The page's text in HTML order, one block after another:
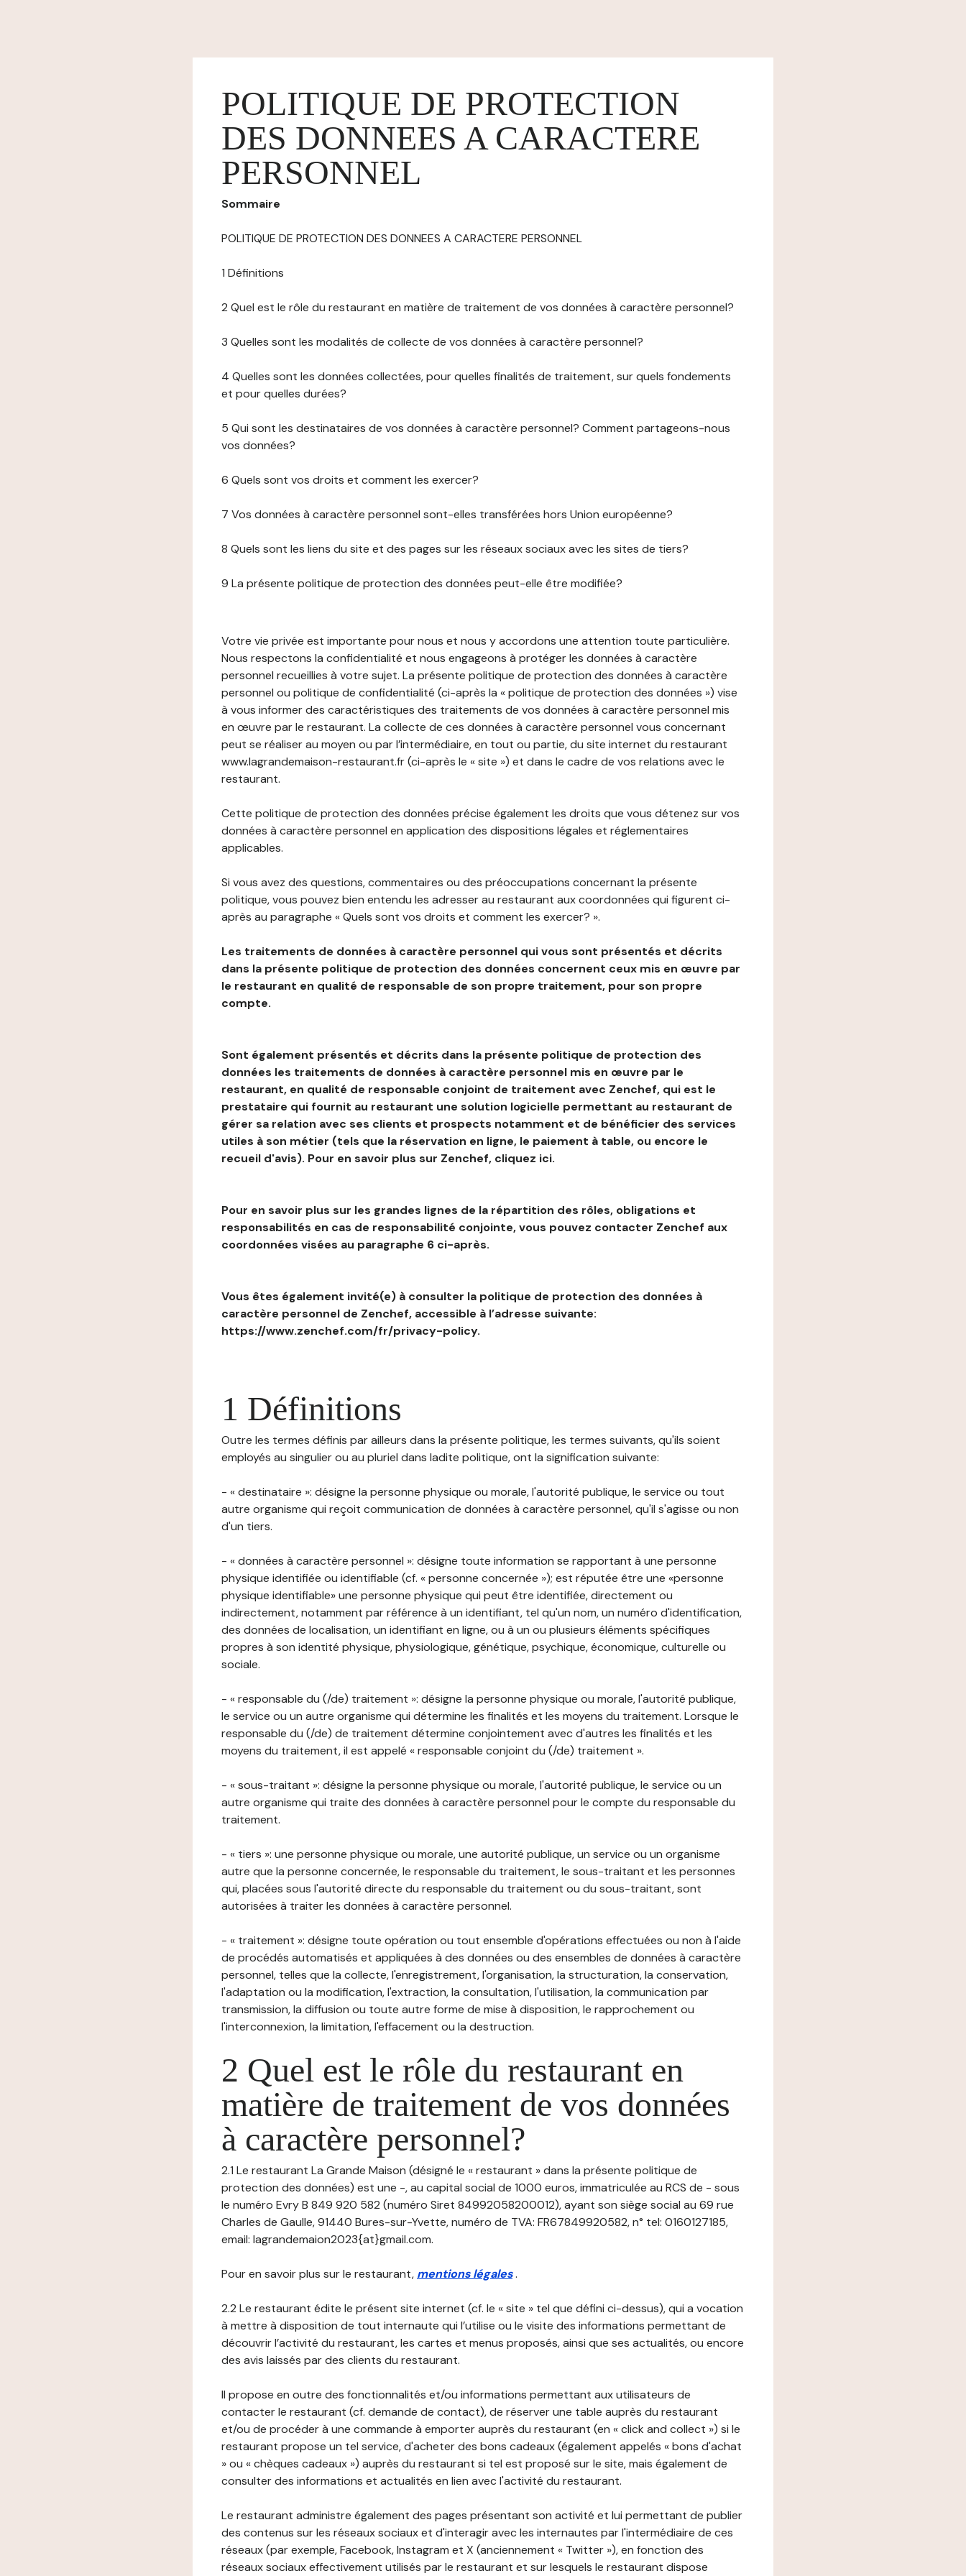
POLITIQUE DE PROTECTION
DES DONNEES A CARACTERE
PERSONNEL
Sommaire
POLITIQUE DE PROTECTION DES DONNEES A CARACTERE PERSONNEL
1 Définitions
2 Quel est le rôle du restaurant en matière de traitement de vos données à caractère personnel?
3 Quelles sont les modalités de collecte de vos données à caractère personnel?
4 Quelles sont les données collectées, pour quelles finalités de traitement, sur quels fondements
et pour quelles durées?
5 Qui sont les destinataires de vos données à caractère personnel? Comment partageons-nous
vos données?
6 Quels sont vos droits et comment les exercer?
7 Vos données à caractère personnel sont-elles transférées hors Union européenne?
8 Quels sont les liens du site et des pages sur les réseaux sociaux avec les sites de tiers?
9 La présente politique de protection des données peut-elle être modifiée?
Votre vie privée est importante pour nous et nous y accordons une attention toute particulière.
Nous respectons la confidentialité et nous engageons à protéger les données à caractère
personnel recueillies à votre sujet. La présente politique de protection des données à caractère
personnel ou politique de confidentialité (ci-après la « politique de protection des données ») vise
à vous informer des caractéristiques des traitements de vos données à caractère personnel mis
en œuvre par le restaurant. La collecte de ces données à caractère personnel vous concernant
peut se réaliser au moyen ou par l’intermédiaire, en tout ou partie, du site internet du restaurant
www.lagrandemaison-restaurant.fr (ci-après le « site ») et dans le cadre de vos relations avec le
restaurant.
Cette politique de protection des données précise également les droits que vous détenez sur vos
données à caractère personnel en application des dispositions légales et réglementaires
applicables.
Si vous avez des questions, commentaires ou des préoccupations concernant la présente
politique, vous pouvez bien entendu les adresser au restaurant aux coordonnées qui figurent ci-
après au paragraphe « Quels sont vos droits et comment les exercer? ».
Les traitements de données à caractère personnel qui vous sont présentés et décrits
dans la présente politique de protection des données concernent ceux mis en œuvre par
le restaurant en qualité de responsable de son propre traitement, pour son propre
compte.
Sont également présentés et décrits dans la présente politique de protection des
données les traitements de données à caractère personnel mis en œuvre par le
restaurant, en qualité de responsable conjoint de traitement avec Zenchef, qui est le
prestataire qui fournit au restaurant une solution logicielle permettant au restaurant de
gérer sa relation avec ses clients et prospects notamment et de bénéficier des services
utiles à son métier (tels que la réservation en ligne, le paiement à table, ou encore le
recueil d'avis). Pour en savoir plus sur Zenchef, cliquez ici.
Pour en savoir plus sur les grandes lignes de la répartition des rôles, obligations et
responsabilités en cas de responsabilité conjointe, vous pouvez contacter Zenchef aux
coordonnées visées au paragraphe 6 ci-après.
Vous êtes également invité(e) à consulter la politique de protection des données à
caractère personnel de Zenchef, accessible à l’adresse suivante:
https://www.zenchef.com/fr/privacy-policy.
1 Définitions
Outre les termes définis par ailleurs dans la présente politique, les termes suivants, qu'ils soient
employés au singulier ou au pluriel dans ladite politique, ont la signification suivante:
- « destinataire »: désigne la personne physique ou morale, l'autorité publique, le service ou tout
autre organisme qui reçoit communication de données à caractère personnel, qu'il s'agisse ou non
d'un tiers.
- « données à caractère personnel »: désigne toute information se rapportant à une personne
physique identifiée ou identifiable (cf. « personne concernée »); est réputée être une «personne
physique identifiable» une personne physique qui peut être identifiée, directement ou
indirectement, notamment par référence à un identifiant, tel qu'un nom, un numéro d'identification,
des données de localisation, un identifiant en ligne, ou à un ou plusieurs éléments spécifiques
propres à son identité physique, physiologique, génétique, psychique, économique, culturelle ou
sociale.
- « responsable du (/de) traitement »: désigne la personne physique ou morale, l'autorité publique,
le service ou un autre organisme qui détermine les finalités et les moyens du traitement. Lorsque le
responsable du (/de) de traitement détermine conjointement avec d'autres les finalités et les
moyens du traitement, il est appelé « responsable conjoint du (/de) traitement ».
- « sous-traitant »: désigne la personne physique ou morale, l'autorité publique, le service ou un
autre organisme qui traite des données à caractère personnel pour le compte du responsable du
traitement.
- « tiers »: une personne physique ou morale, une autorité publique, un service ou un organisme
autre que la personne concernée, le responsable du traitement, le sous-traitant et les personnes
qui, placées sous l'autorité directe du responsable du traitement ou du sous-traitant, sont
autorisées à traiter les données à caractère personnel.
- « traitement »: désigne toute opération ou tout ensemble d'opérations effectuées ou non à l'aide
de procédés automatisés et appliquées à des données ou des ensembles de données à caractère
personnel, telles que la collecte, l'enregistrement, l'organisation, la structuration, la conservation,
l'adaptation ou la modification, l'extraction, la consultation, l'utilisation, la communication par
transmission, la diffusion ou toute autre forme de mise à disposition, le rapprochement ou
l'interconnexion, la limitation, l'effacement ou la destruction.
2 Quel est le rôle du restaurant en
matière de traitement de vos données
à caractère personnel?
2.1 Le restaurant La Grande Maison (désigné le « restaurant » dans la présente politique de
protection des données) est une -, au capital social de 1000 euros, immatriculée au RCS de - sous
le numéro Evry B 849 920 582 (numéro Siret 84992058200012), ayant son siège social au 69 rue
Charles de Gaulle, 91440 Bures-sur-Yvette, numéro de TVA: FR67849920582, n° tel: 0160127185,
email: lagrandemaion2023{at}gmail.com.
Pour en savoir plus sur le restaurant, mentions légales.
2.2 Le restaurant édite le présent site internet (cf. le « site » tel que défini ci-dessus), qui a vocation
à mettre à disposition de tout internaute qui l’utilise ou le visite des informations permettant de
découvrir l’activité du restaurant, les cartes et menus proposés, ainsi que ses actualités, ou encore
des avis laissés par des clients du restaurant.
Il propose en outre des fonctionnalités et/ou informations permettant aux utilisateurs de
contacter le restaurant (cf. demande de contact), de réserver une table auprès du restaurant
et/ou de procéder à une commande à emporter auprès du restaurant (en « click and collect ») si le
restaurant propose un tel service, d'acheter des bons cadeaux (également appelés « bons d'achat
» ou « chèques cadeaux ») auprès du restaurant si tel est proposé sur le site, mais également de
consulter des informations et actualités en lien avec l'activité du restaurant.
Le restaurant administre également des pages présentant son activité et lui permettant de publier
des contenus sur les réseaux sociaux et d'interagir avec les internautes par l'intermédiaire de ces
réseaux (par exemple, Facebook, Instagram et X (anciennement « Twitter »), en fonction des
réseaux sociaux effectivement utilisés par le restaurant et sur lesquels le restaurant dispose